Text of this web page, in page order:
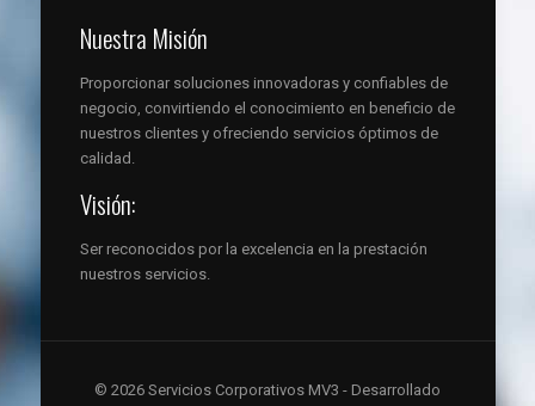
Nuestra Misión
Proporcionar soluciones innovadoras y confiables de
negocio, convirtiendo el conocimiento en beneficio de
nuestros clientes y ofreciendo servicios óptimos de
calidad.
Visión:
Ser reconocidos por la excelencia en la prestación
nuestros servicios.
© 2026 Servicios Corporativos MV3 - Desarrollado